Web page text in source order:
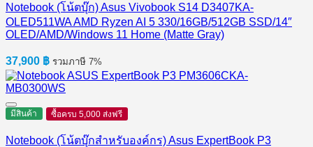
Notebook (โน้ตบุ๊ก) Asus Vivobook S14 D3407KA-
OLED511WA AMD Ryzen AI 5 330/16GB/512GB SSD/14″
OLED/AMD/Windows 11 Home (Matte Gray)
37,900 ฿ รวมภาษี 7%
มีสินค้า ซื้อครบ 5,000 ส่งฟรี
Notebook (โน้ตบุ๊กสำหรับองค์กร) Asus ExpertBook P3